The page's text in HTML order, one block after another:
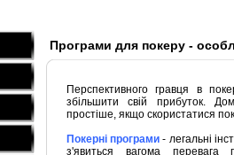
Програми для покеру -
Перспективного гравця в
збільшити свій прибуток.
простіше, якщо скористатися
Покерні програми - легальні
з'явиться вагома